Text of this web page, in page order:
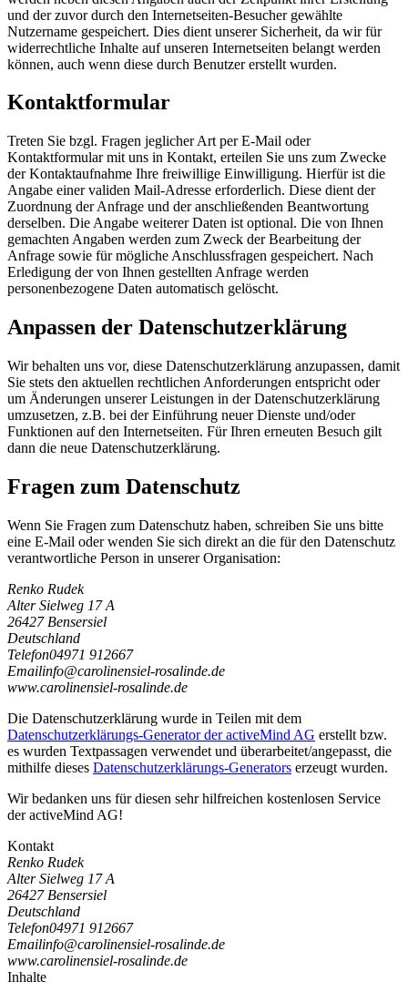
und der zuvor durch den Internetseiten-Besucher gewählte
Nutzername gespeichert. Dies dient unserer Sicherheit, da wir für
widerrechtliche Inhalte auf unseren Internetseiten belangt werden
können, auch wenn diese durch Benutzer erstellt wurden.
Kontaktformular
Treten Sie bzgl. Fragen jeglicher Art per E-Mail oder
Kontaktformular mit uns in Kontakt, erteilen Sie uns zum Zwecke
der Kontaktaufnahme Ihre freiwillige Einwilligung. Hierfür ist die
Angabe einer validen Mail-Adresse erforderlich. Diese dient der
Zuordnung der Anfrage und der anschließenden Beantwortung
derselben. Die Angabe weiterer Daten ist optional. Die von Ihnen
gemachten Angaben werden zum Zweck der Bearbeitung der
Anfrage sowie für mögliche Anschlussfragen gespeichert. Nach
Erledigung der von Ihnen gestellten Anfrage werden
personenbezogene Daten automatisch gelöscht.
Anpassen der Datenschutzerklärung
Wir behalten uns vor, diese Datenschutzerklärung anzupassen, damit
Sie stets den aktuellen rechtlichen Anforderungen entspricht oder
um Änderungen unserer Leistungen in der Datenschutzerklärung
umzusetzen, z.B. bei der Einführung neuer Dienste und/oder
Funktionen auf den Internetseiten. Für Ihren erneuten Besuch gilt
dann die neue Datenschutzerklärung.
Fragen zum Datenschutz
Wenn Sie Fragen zum Datenschutz haben, schreiben Sie uns bitte
eine E-Mail oder wenden Sie sich direkt an die für den Datenschutz
verantwortliche Person in unserer Organisation:
Renko Rudek
Alter Sielweg 17 A
26427 Bensersiel
Deutschland
Telefon04971 912667
Emailinfo@carolinensiel-rosalinde.de
www.carolinensiel-rosalinde.de
Die Datenschutzerklärung wurde in Teilen mit dem
Datenschutzerklärungs-Generator der activeMind AG erstellt bzw.
es wurden Textpassagen verwendet und überarbeitet/angepasst, die
mithilfe dieses Datenschutzerklärungs-Generators erzeugt wurden.
Wir bedanken uns für diesen sehr hilfreichen kostenlosen Service
der activeMind AG!
Kontakt
Renko Rudek
Alter Sielweg 17 A
26427 Bensersiel
Deutschland
Telefon04971 912667
Emailinfo@carolinensiel-rosalinde.de
www.carolinensiel-rosalinde.de
Inhalte